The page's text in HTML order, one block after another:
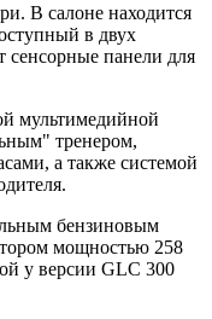
В салоне находится
в двух
сенсорные панели для
мультимедийной
тренером,
а также системой
бензиновым
мощностью 258
у версии GLC 300